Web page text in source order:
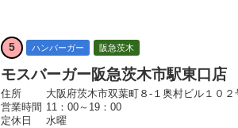
5 ハンバーガー 阪急茨木
モスバーガー阪急茨木市駅東口店
住所
大阪府茨木市双葉町８-１奥村ビル１０２
営業時間 11：00～19：00
定休日
水曜